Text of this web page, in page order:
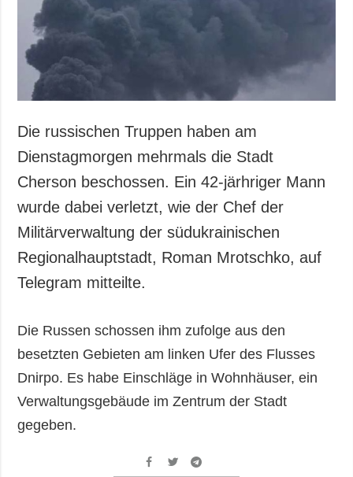
Gesellschaft und
Kultur
Kriminalität
Notstand und
ZUSÄTZLICH
Veröffentlichungen
Interview
Fotos
Video
LEISTUNGEN
Abonnement
Fotobank
Die russischen Truppen haben am
Dienstagmorgen mehrmals die Stadt
Cherson beschossen. Ein 42-järhriger Mann
wurde dabei verletzt, wie der Chef der
Militärverwaltung der südukrainischen
Regionalhauptstadt, Roman Mrotschko, auf
Telegram mitteilte.
Die Russen schossen ihm zufolge aus den
besetzten Gebieten am linken Ufer des Flusses
Dnirpo. Es habe Einschläge in Wohnhäuser, ein
Verwaltungsgebäude im Zentrum der Stadt
gegeben.